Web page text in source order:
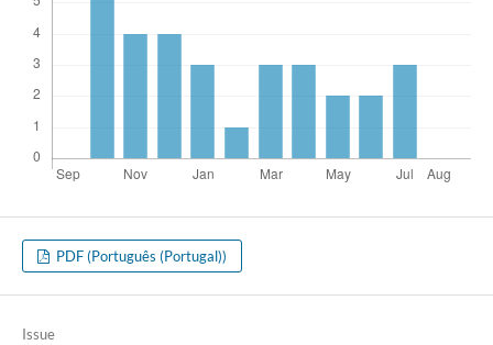
PDF (Português (Portugal))
Issue